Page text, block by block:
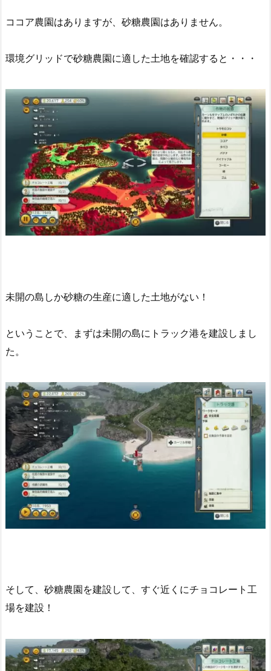
ココア農園はありますが、砂糖農園はありません。
環境グリッドで砂糖農園に適した土地を確認すると・・・
未開の島しか砂糖の生産に適した土地がない！
ということで、まずは未開の島にトラック港を建設しまし
た。
そして、砂糖農園を建設して、すぐ近くにチョコレート工
場を建設！